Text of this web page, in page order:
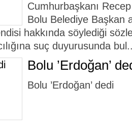
Cumhurbaşkanı
Bolu Belediye Başkan
hakkında söylediği
suç duyurusunda
Bolu ’Erdoğan’
Bolu ’Erdoğan’ dedi